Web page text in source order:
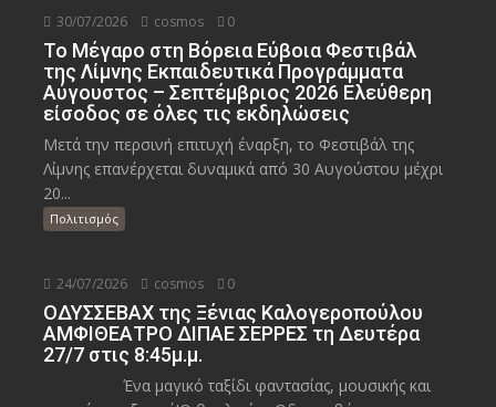
30/07/2026 cosmos 0
Το Μέγαρο στη Βόρεια Εύβοια Φεστιβάλ
της Λίμνης Εκπαιδευτικά Προγράμματα
Αύγουστος – Σεπτέμβριος 2026 Ελεύθερη
είσοδος σε όλες τις εκδηλώσεις
Μετά την περσινή επιτυχή έναρξη, το Φεστιβάλ της
Λίμνης επανέρχεται δυναμικά από 30 Αυγούστου μέχρι
20...
Πολιτισμός
24/07/2026 cosmos 0
ΟΔΥΣΣΕΒΑΧ της Ξένιας Καλογεροπούλου
ΑΜΦΙΘΕΑΤΡΟ ΔΙΠΑΕ ΣΕΡΡΕΣ τη Δευτέρα
27/7 στις 8:45μ.μ.
Ένα μαγικό ταξίδι φαντασίας, μουσικής και